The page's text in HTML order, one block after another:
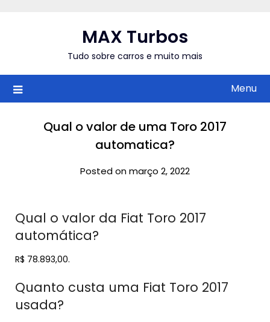
MAX Turbos
Tudo sobre carros e muito mais
Menu
Qual o valor de uma Toro 2017
automatica?
Posted on março 2, 2022
Qual o valor da Fiat Toro 2017
automática?
R$ 78.893,00.
Quanto custa uma Fiat Toro 2017
usada?